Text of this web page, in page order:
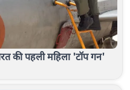
की पहली महिला 'टॉप गन'